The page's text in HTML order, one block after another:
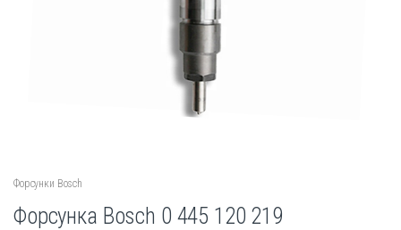
Форсунки Bosch
Форсунка Bosch 0 445 120 219